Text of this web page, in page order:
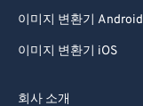
이미지 변환기 Android
이미지 변환기 iOS
회사 소개